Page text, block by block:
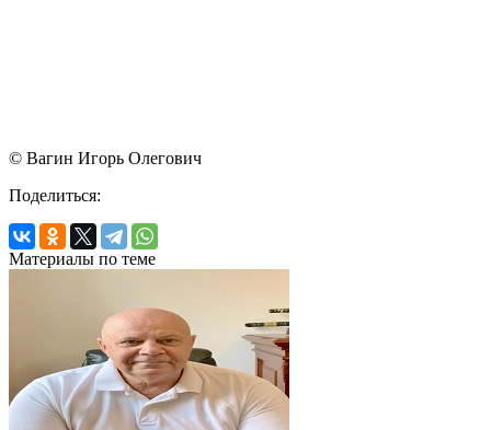
© Вагин Игорь Олегович
Поделиться:
Материалы по теме